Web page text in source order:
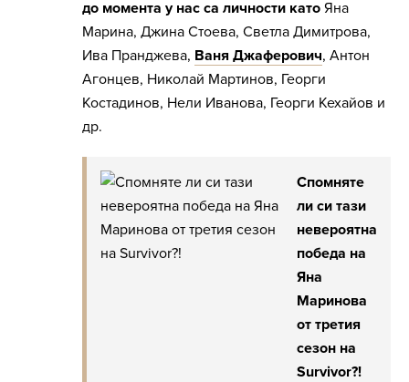
до момента у нас са личности като Яна
Марина, Джина Стоева, Светла Димитрова,
Ива Пранджева, Ваня Джаферович, Антон
Агонцев, Николай Мартинов, Георги
Костадинов, Нели Иванова, Георги Кехайов и
др.
Спомняте
ли си тази
невероятна
победа на
Яна
Маринова
от третия
сезон на
Survivor?!